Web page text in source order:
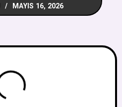
MAYIS 16, 2026